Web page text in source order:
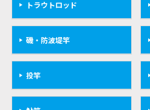
トラウトロッド
磯・防波堤竿
投竿